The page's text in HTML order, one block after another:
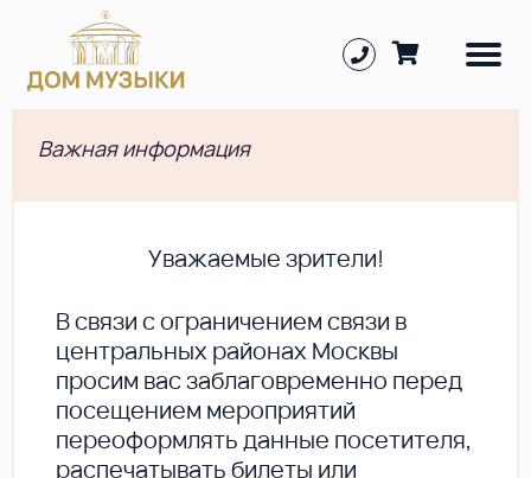
Важная информация
Уважаемые зрители!
В cвязи с ограничением связи в
центральных районах Москвы
просим вас заблаговременно перед
посещением мероприятий
переоформлять данные посетителя,
распечатывать билеты или